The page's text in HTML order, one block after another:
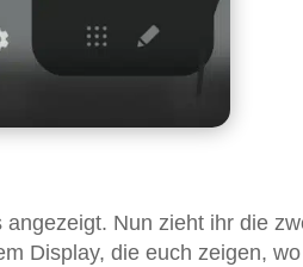
Nun zieht ihr die
Display, die euch zeigen,